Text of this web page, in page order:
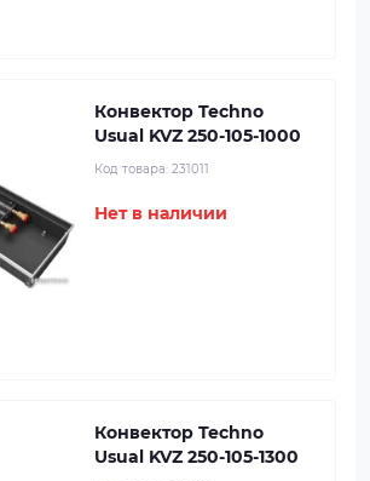
Конвектор Techno
Usual KVZ 250-105-1000
Код товара: 231011
Нет в наличии
Конвектор Techno
Usual KVZ 250-105-1300